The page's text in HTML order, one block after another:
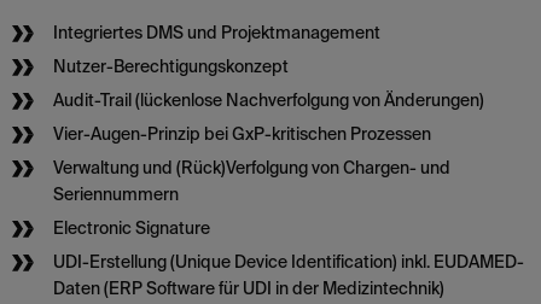
Integriertes DMS und Projektmanagement
Nutzer-Berechtigungskonzept
Audit-Trail (lückenlose Nachverfolgung von Änderungen)
Vier-Augen-Prinzip bei GxP-kritischen Prozessen
Verwaltung und (Rück)Verfolgung von Chargen- und
Seriennummern
Electronic Signature
UDI-Erstellung (Unique Device Identification) inkl. EUDAMED-
Daten (ERP Software für UDI in der Medizintechnik)